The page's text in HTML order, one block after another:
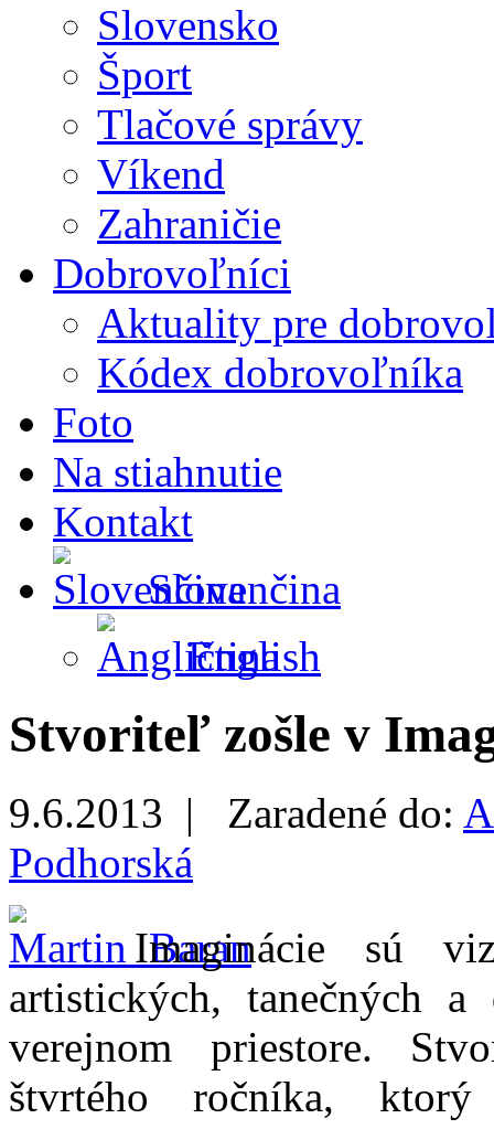
Slovensko
Šport
Tlačové správy
Víkend
Zahraničie
Dobrovoľníci
Aktuality pre
Kódex dobrovoľníka
Foto
Na stiahnutie
Kontakt
Slovenčina
English
Stvoriteľ zošle v
9.6.2013 | Zaradené do:
Podhorská
Imaginácie sú
artistických, tanečných
verejnom priestore.
štvrtého ročníka,